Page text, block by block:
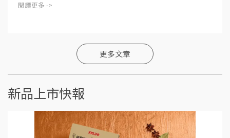
閱讀更多 ->
更多文章
新品上市快報